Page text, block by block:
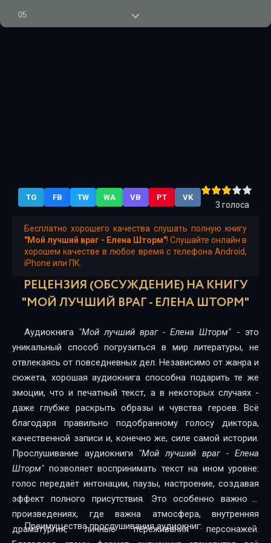
05
13
14
15
17
19
21
23
24
25
26
27
TG FB TW WA VB PT VK
3 голоса
Бесплатно хорошего качества слушать полную книгу
"Мой лучший враг - Елена Шторм"! Слушайте онлайн в
хорошем качестве в любое время с телефона Android,
iPhone или ПК.
РЕЦЕНЗИЯ (ОБСУЖДЕНИЕ) НА КНИГУ
"МОЙ ЛУЧШИЙ ВРАГ - ЕЛЕНА ШТОРМ"
Аудиокнига "Мой лучший враг - Елена Шторм" - это
уникальный способ погрузиться в мир литературы, не
отвлекаясь от повседневных дел. Независимо от жанра и
сюжета, хорошая аудиокнига способна подарить те же
эмоции, что и печатный текст, а в некоторых случаях -
даже глубже раскрыть образы и чувства героев. Всё
благодаря правильно подобранному голосу диктора,
качественной записи и, конечно же, силе самой истории.
Прослушивание аудиокниги "Мой лучший враг - Елена
Шторм" позволяет воспринимать текст на ином уровне:
голос передаёт интонации, паузы, настроение, создавая
эффект полного присутствия. Это особенно важно в
произведениях, где важна атмосфера, внутренняя
драматургия, личные переживания персонажей.
Преимущества прослушивания аудиокниг: